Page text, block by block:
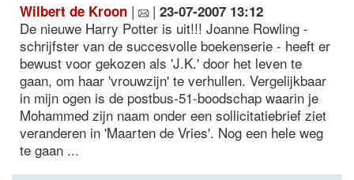
Wilbert de Kroon | | 23-07-2007 13:12
De nieuwe Harry Potter is uit!!! Joanne Rowling -
schrijfster van de succesvolle boekenserie - heeft er
bewust voor gekozen als 'J.K.' door het leven te
gaan, om haar 'vrouwzijn' te verhullen. Vergelijkbaar
in mijn ogen is de postbus-51-boodschap waarin je
Mohammed zijn naam onder een sollicitatiebrief ziet
veranderen in 'Maarten de Vries'. Nog een hele weg
te gaan ...